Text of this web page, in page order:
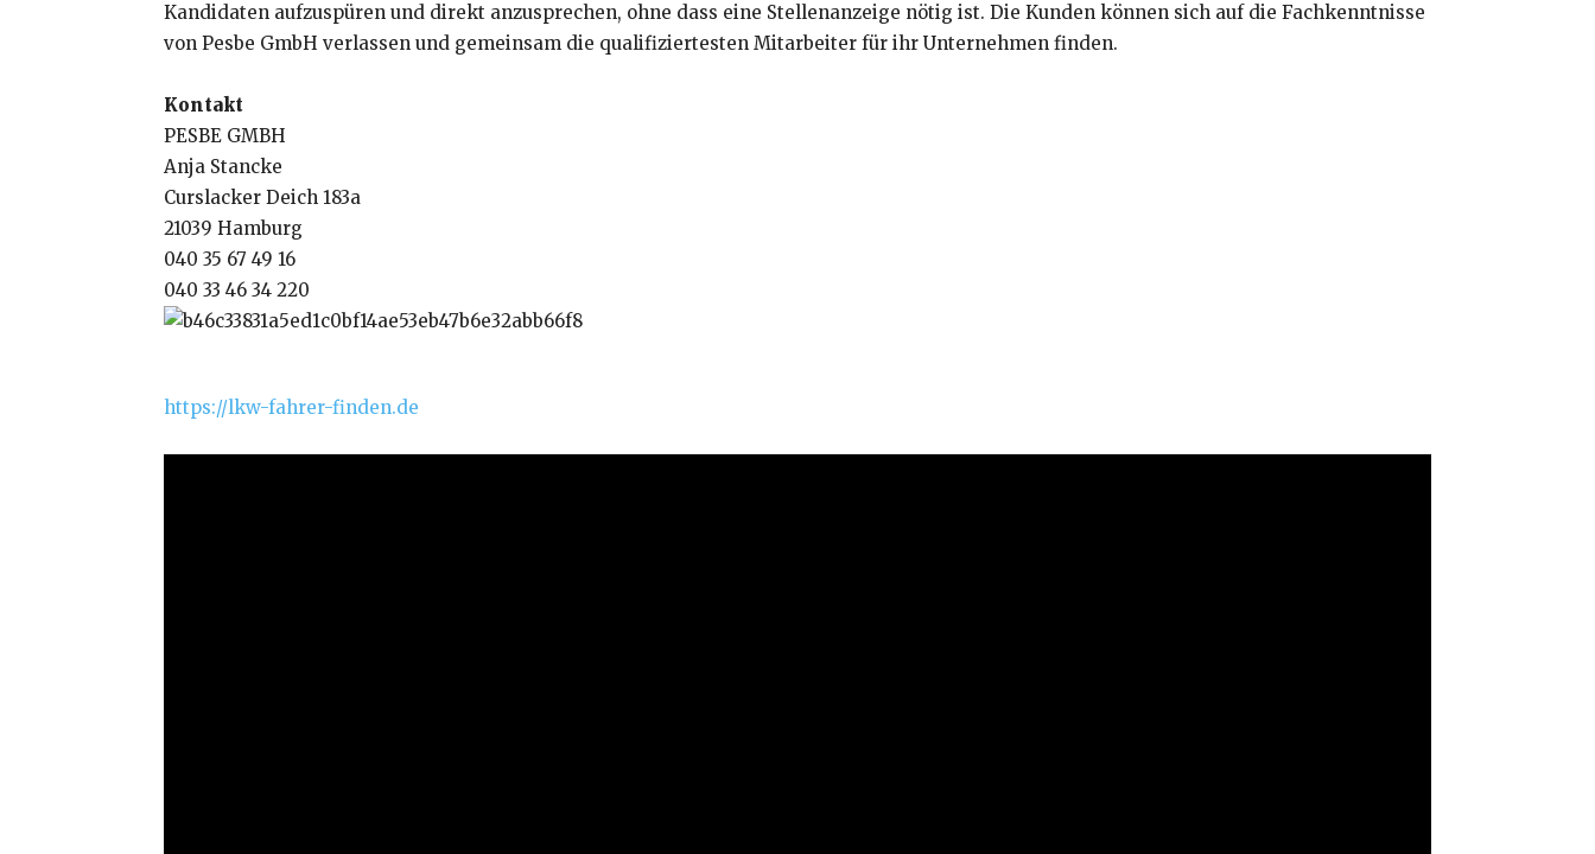
Kandidaten aufzuspüren und direkt anzusprechen, ohne dass eine Stellenanzeige nötig ist. Die Kunden können sich auf die Fachkenntnisse
von Pesbe GmbH verlassen und gemeinsam die qualifiziertesten Mitarbeiter für ihr Unternehmen finden.
Kontakt
PESBE GMBH
Anja Stancke
Curslacker Deich 183a
21039 Hamburg
040 35 67 49 16
040 33 46 34 220
https://lkw-fahrer-finden.de